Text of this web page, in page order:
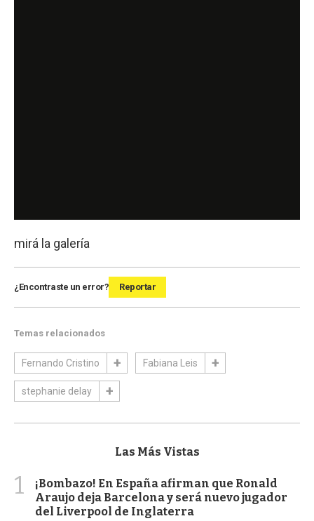
mirá la galería
¿Encontraste un error? Reportar
Temas relacionados
Fernando Cristino Fabiana Leis
stephanie delay
Las Más Vistas
1
¡Bombazo! En España afirman que Ronald
Araujo deja Barcelona y será nuevo jugador
del Liverpool de Inglaterra